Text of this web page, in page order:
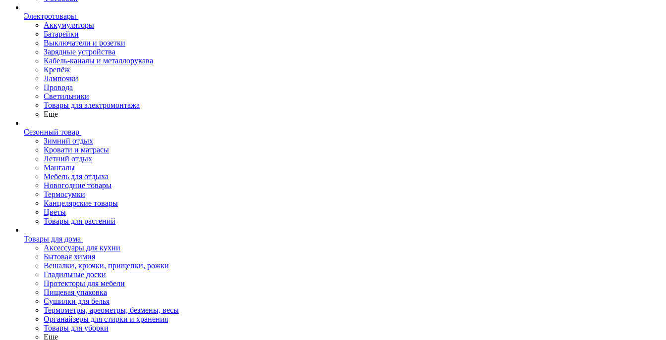
Электротовары
Аккумуляторы
Батарейки
Выключатели и розетки
Зарядные устройства
Кабель-каналы и металлорукава
Крепёж
Лампочки
Провода
Светильники
Товары для электромонтажа
Еще
Сезонный товар
Зимний отдых
Кровати и матрасы
Летний отдых
Мангалы
Мебель для отдыха
Новогодние товары
Термосумки
Канцелярские товары
Цветы
Товары для растений
Товары для дома
Аксессуары для кухни
Бытовая химия
Вешалки, крючки, прищепки, рожки
Гладильные доски
Протекторы для мебели
Пищевая упаковка
Сушилки для белья
Термометры, ареометры, безмены, весы
Органайзеры для стирки и хранения
Товары для уборки
Еще